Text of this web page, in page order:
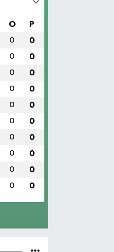
O P
0 0
0 0
0 0
0 0
0 0
0 0
0 0
0 0
0 0
0 0